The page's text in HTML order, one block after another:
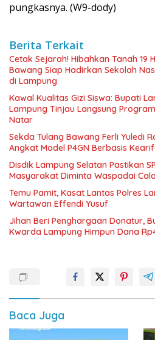
pungkasnya. (W9-dody)
Berita Terkait
Cetak Sejarah! Hibahkan Tanah 19
Bawang Siap Hadirkan Sekolah
di Lampung
Kawal Kualitas Gizi Siswa: Bupati
Lampung Tinjau Langsung
Natar
Sekda Tulang Bawang Ferli Yuledi
Angkat Model P4GN Berbasis
Disdik Lampung Selatan Pastikan
Masyarakat Diminta Waspadai Calo
Temu Pamit, Kasat Lantas Polres
Wartawan Effendi Yusuf
Jihan Beri Penghargaan Donatur,
Kwarda Lampung Himpun Dana
Baca Juga